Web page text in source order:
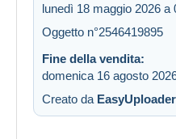
lunedì 18 maggio 2026 a
Oggetto n°2546419895
Fine della vendita:
domenica 16 agosto
Creato da EasyUploader